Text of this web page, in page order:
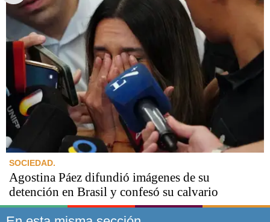
SOCIEDAD.
Agostina Páez difundió imágenes de su
detención en Brasil y confesó su calvario